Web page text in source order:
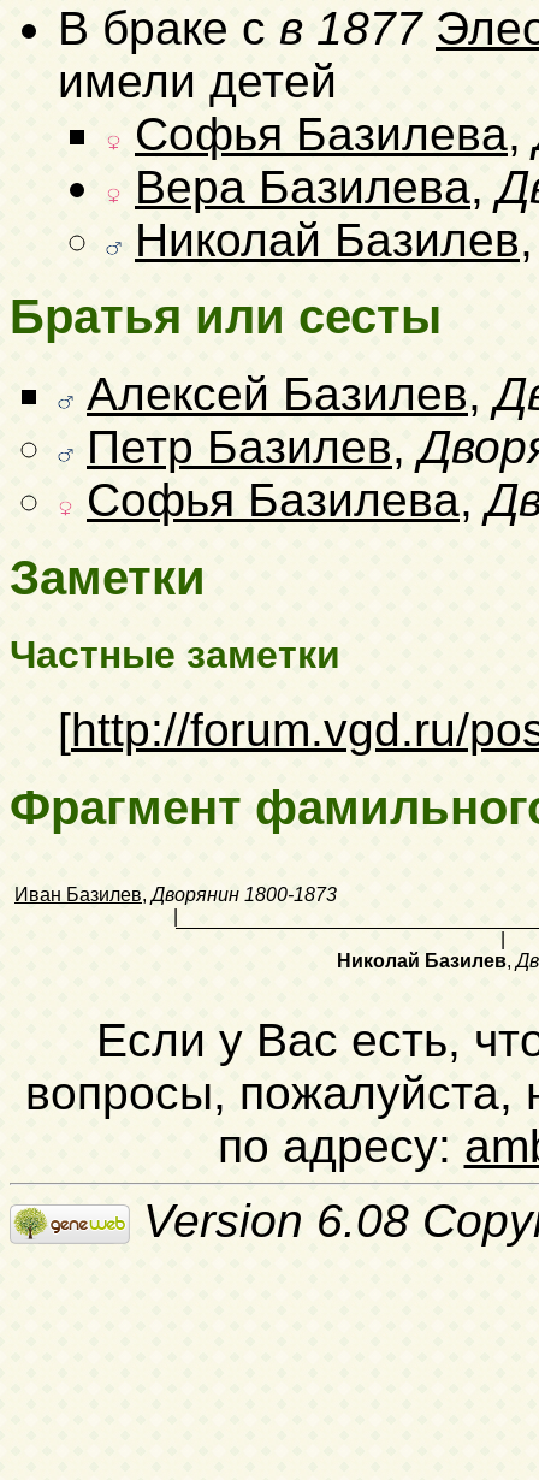
В браке с в 1877
имели детей
Софья Базилева,
Вера Базилева,
Николай Базилев
Братья или сесты
Алексей Базилев,
Петр Базилев,
Софья Базилева,
Заметки
Частные заметки
[http://forum.vgd.ru/
Фрагмент
Иван Базилев,Дворянин 1800-1873
Николай Базилев,
Если у Вас есть,
вопросы, пожалуйста,
по адресу:
Version 6.08